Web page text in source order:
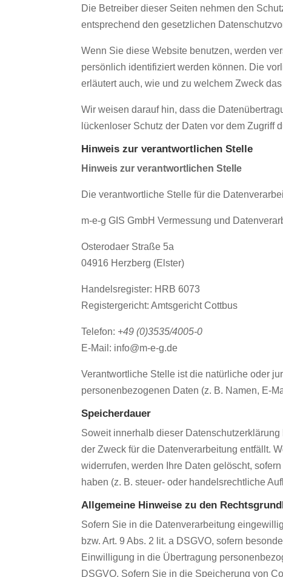
Die Betreiber dieser Seiten nehmen den
entsprechend den gesetzlichen
Wenn Sie diese Website benutzen, werden
persönlich identifiziert werden können. Die
erläutert auch, wie und zu welchem Zweck
Wir weisen darauf hin, dass die
lückenloser Schutz der Daten vor dem Zugriff
Hinweis zur verantwortlichen Stelle
Hinweis zur verantwortlichen Stelle
Die verantwortliche Stelle für die
m-e-g GIS GmbH Vermessung und
Osterodaer Straße 5a
04916 Herzberg (Elster)
Handelsregister: HRB 6073
Registergericht: Amtsgericht Cottbus
Telefon: +49 (0)3535/4005-0
E-Mail: info@m-e-g.de
Verantwortliche Stelle ist die natürliche oder
personenbezogenen Daten (z. B. Namen, E-
Speicherdauer
Soweit innerhalb dieser
der Zweck für die Datenverarbeitung entfällt.
widerrufen, werden Ihre Daten gelöscht,
haben (z. B. steuer- oder handelsrechtliche
Allgemeine Hinweise zu den
Sofern Sie in die Datenverarbeitung
bzw. Art. 9 Abs. 2 lit. a DSGVO, sofern
Einwilligung in die Übertragung
DSGVO. Sofern Sie in die Speicherung von